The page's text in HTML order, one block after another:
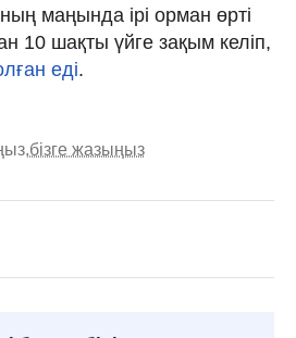
маңында ірі орман өрті
10 шақты үйге зақым келіп,
еді.
бізге жазыңыз